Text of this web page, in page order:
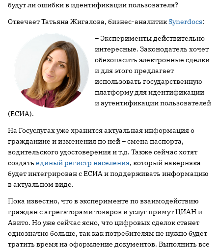
будут ли ошибки в идентификации пользователя?
Отвечает Татьяна Жигалова, бизнес-аналитикSynerdocs:
– Эксперименты действительно
интересные. Законодатель хочет
обезопасить электронные сделки
и для этого предлагает
использовать государственную
платформу для идентификации
и аутентификации пользователей
(ЕСИА).
На Госуслугах уже хранится актуальная информация о
гражданине и изменения по ней – смена паспорта,
водительского удостоверения и т.д. Также сейчас хотят
создать единый регистр населения, который наверняка
будет интегрирован с ЕСИА и поддерживать информацию
в актуальном виде.
Пока известно, что в эксперименте по взаимодействию
граждан с агрегаторами товаров и услуг примут ЦИАН и
Авито. Но уже сейчас ясно, что цифровых сделок станет
однозначно больше, так как потребителям не нужно будет
тратить время на оформление документов. Выполнить все